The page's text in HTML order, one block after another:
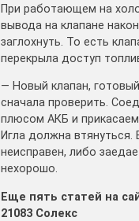
При работающем на
вывода на клапане
заглохнуть. То есть
перекрыла доступ
— Новый клапан,
сначала проверить.
плюсом АКБ и
Игла должна втянуться.
неисправен, либо
нехорошо.
Еще пять статей на
21083 Солекс